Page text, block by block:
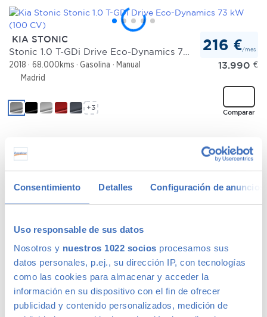
Consentimiento Detalles Configuración de anuncios
Uso responsable de sus datos
Nosotros y nuestros 1022 socios procesamos sus
datos personales, p.ej., su dirección IP, con tecnologías
como las cookies para almacenar y acceder la
información en su dispositivo con el fin de ofrecer
publicidad y contenido personalizados, medición de
KIA STONIC
2018 68.000kms Gasolina
Manual
Madrid
216 €/mes
13.990 €
Comparar
+3
KIA STONIC
216 €
+2